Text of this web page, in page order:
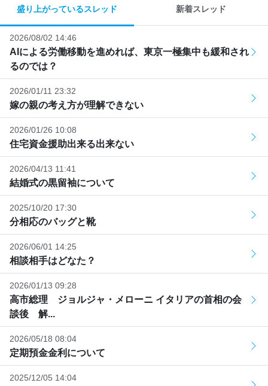
盛り上がっているスレッド 新着スレッド
2026/08/02 14:46
AIによる労働移動を進めれば、東京一極集中も緩和され
るのでは？
2026/01/11 23:32
嫁の親の考え方が理解できない
2026/01/26 10:08
住宅資金援助出来る出来ない
2026/04/13 11:41
結婚式の黒留袖について
2025/10/20 17:30
分相応のバッグと靴
2026/06/01 14:25
相談相手はどなた？
2026/01/13 09:28
高市総理 ジョルジャ・メローニ イタリアの首相の会
談後 解...
2026/05/18 08:04
定期預金金利について
2025/12/05 14:04